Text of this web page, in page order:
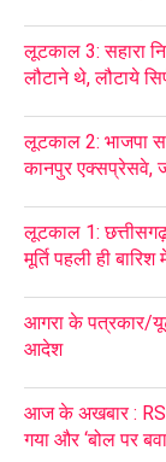
लूटकाल 3: सहारा
लौटाने थे, लौटाये
लूटकाल 2: भाजपा
कानपुर एक्सप्रेसवे,
लूटकाल 1:
मूर्ति पहली ही
आगरा के पत्रकार/
आदेश
आज के अखबार :
गया और ‘बोल पर